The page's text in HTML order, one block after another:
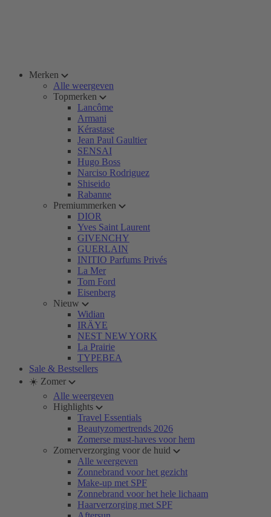
Merken
Alle weergeven
Topmerken
Lancôme
Armani
Kérastase
Jean Paul Gaultier
SENSAI
Hugo Boss
Narciso Rodriguez
Shiseido
Rabanne
Premiummerken
DIOR
Yves Saint Laurent
GIVENCHY
GUERLAIN
INITIO Parfums Privés
La Mer
Tom Ford
Eisenberg
Nieuw
Widian
IRÄYE
NEST NEW YORK
La Prairie
TYPEBEA
Sale & Bestsellers
☀️ Zomer
Alle weergeven
Highlights
Travel Essentials
Beautyzomertrends 2026
Zomerse must-haves voor hem
Zomerverzorging voor de huid
Alle weergeven
Zonnebrand voor het gezicht
Make-up met SPF
Zonnebrand voor het hele lichaam
Haarverzorging met SPF